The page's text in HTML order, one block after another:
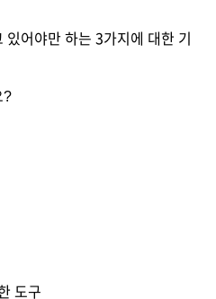
어야만 하는 3가지에 대한 기
?
도구